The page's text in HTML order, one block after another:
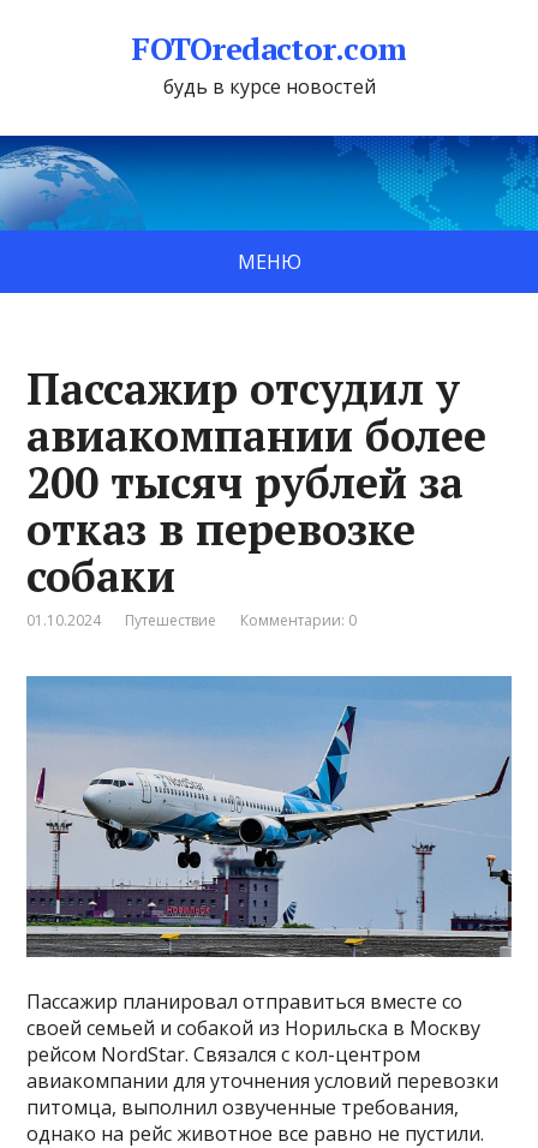
FOTOredactor.com
будь в курсе новостей
МЕНЮ
Пассажир отсудил у
авиакомпании более
200 тысяч рублей за
отказ в перевозке
собаки
01.10.2024 Путешествие Комментарии: 0
Пассажир планировал отправиться вместе со
своей семьей и собакой из Норильска в Москву
рейсом NordStar. Связался с кол-центром
авиакомпании для уточнения условий перевозки
питомца, выполнил озвученные требования,
однако на рейс животное все равно не пустили.